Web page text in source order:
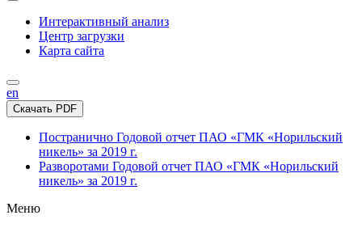
Интерактивный анализ
Центр загрузки
Карта сайта
en
Скачать PDF
Постранично Годовой отчет ПАО «ГМК «Норильский
никель» за 2019 г.
Разворотами Годовой отчет ПАО «ГМК «Норильский
никель» за 2019 г.
Меню